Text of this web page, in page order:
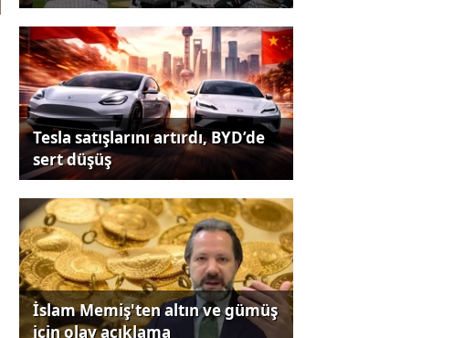
Tesla satışlarını artırdı, BYD’de
sert düşüş
İslam Memiş'ten altın ve gümüş
için olay açıklama